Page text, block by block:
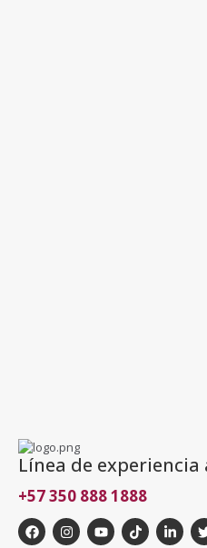
Línea de
+57 350 888 1888